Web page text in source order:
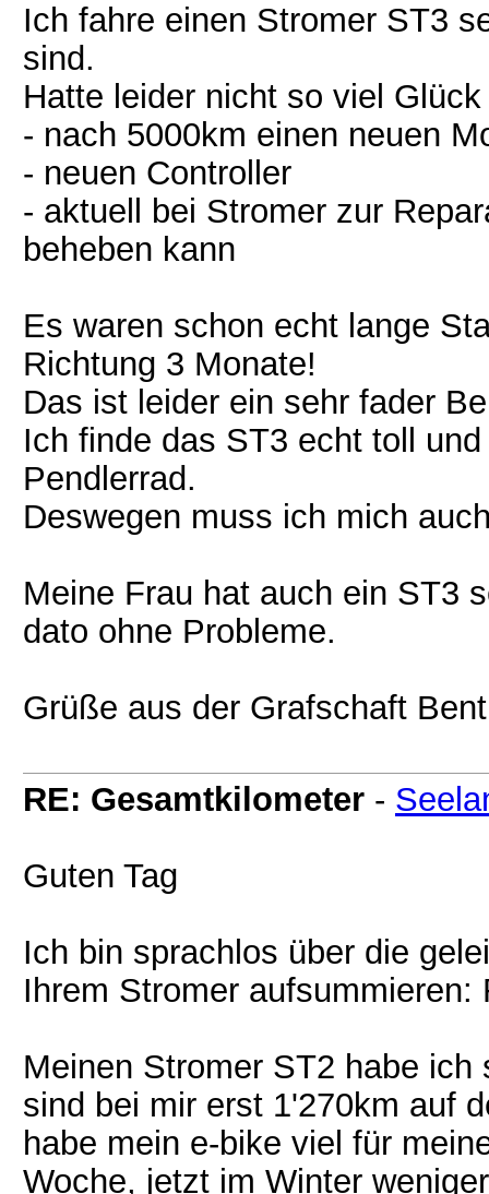
Ich fahre einen Stromer ST3
sind.
Hatte leider nicht so viel Glück
- nach 5000km einen neuen
- neuen Controller
- aktuell bei Stromer zur
beheben kann
Es waren schon echt lange
Richtung 3 Monate!
Das ist leider ein sehr fader
Ich finde das ST3 echt toll
Pendlerrad.
Deswegen muss ich mich
Meine Frau hat auch ein ST3
dato ohne Probleme.
Grüße aus der Grafschaft
RE: Gesamtkilometer -
Guten Tag
Ich bin sprachlos über die
Ihrem Stromer
Meinen Stromer ST2 habe
sind bei mir erst 1'270km auf
habe mein e-bike viel für
Woche, jetzt im Winter